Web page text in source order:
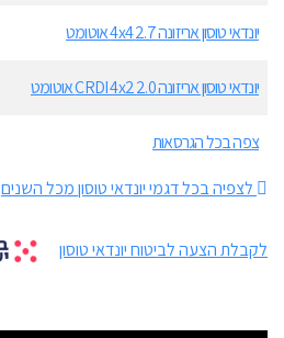
יונדאי טוסון אריזונה 2.7 4x4 אוטומט
יונדאי טוסון אריזונה 2.0 CRDI 4x2 אוטומט
צפה בכל הגרסאות
לצפיה בכל דגמי יונדאי טוסון מכל השנים
לקבלת הצעה לביטוח יונדאי טוסון